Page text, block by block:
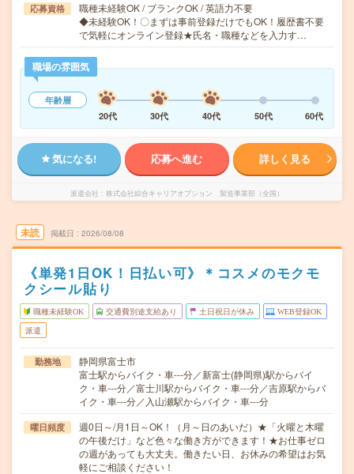
応募資格
職種未経験OK / ブランクOK / 英語力不要
◆未経験OK！〇まずは事前登録だけでもOK！履歴書不要
で気軽にオンライン登録★氏名・職種などを入力す…
職場の雰囲気
年齢層
20代
30代 40代 50代 60代
気になる! 応募へ進む 詳しく見る
派遣会社 株式会社綜合キャリアオプション 製造事業部（全国）
未読 掲載日 2026/08/08
《単発1日OK！日払い可》＊コスメのモクモ
クシール貼り
職種未経験OK 交通費別途支給あり 土日祝日が休み WEB登録OK
派遣
勤務地
静岡県富士市
富士駅からバイク・車---分／新富士(静岡県)駅からバイ
ク・車---分／富士川駅からバイク・車---分／吉原駅からバ
イク・車---分／入山瀬駅からバイク・車---分
曜日頻度
週0日～/月1日～OK！（月～日のあいだ）★「火曜と木曜
の午後だけ」など色々な働き方ができます！★お仕事ゼロ
の週があっても大丈夫。働きたい日、お休みの希望はお気
軽にご相談ください！